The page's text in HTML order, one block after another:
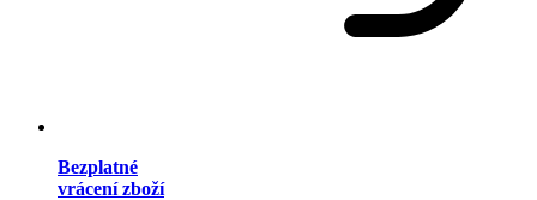
Bezplatné
vrácení zboží